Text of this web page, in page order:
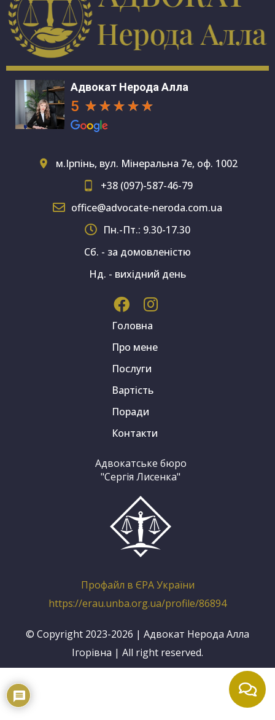
Адвокат Нерода Алла
5
м.Ірпінь, вул. Мінеральна 7е, оф. 1002
+38 (097)-587-46-79
office@advocate-neroda.com.ua
Пн.-Пт.: 9.30-17.30
Сб. - за домовленістю
Нд. - вихідний день
Головна
Про мене
Послуги
Вартість
Поради
Контакти
Адвокатське бюро
"Сергія Лисенка"
Профайл в ЄРА України
https://erau.unba.org.ua/profile/86894
© Copyright 2023-2026 | Адвокат Нерода Алла
Ігорівна | All right reserved.